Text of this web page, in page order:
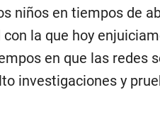
niños en tiempos de
la que hoy
en que las redes
investigaciones y